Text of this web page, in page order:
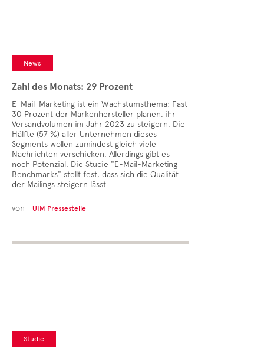
News
Zahl des Monats: 29 Prozent
E-Mail-Marketing ist ein Wachstumsthema: Fast
30 Prozent der Markenhersteller planen, ihr
Versandvolumen im Jahr 2023 zu steigern. Die
Hälfte (57 %) aller Unternehmen dieses
Segments wollen zumindest gleich viele
Nachrichten verschicken. Allerdings gibt es
noch Potenzial: Die Studie "E-Mail-Marketing
Benchmarks" stellt fest, dass sich die Qualität
der Mailings steigern lässt.
von UIM Pressestelle
Studie